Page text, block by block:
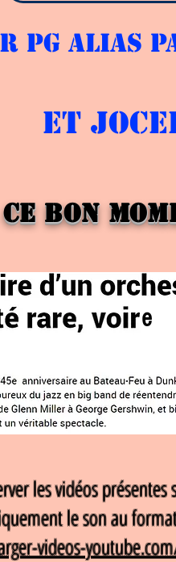
pg alias
et
bon
e
les vidéos
le son au
videos-